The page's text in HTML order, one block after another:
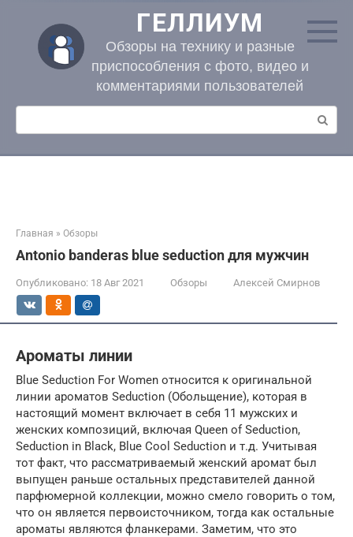
контенту
ГЕЛЛИУМ
Обзоры на технику и разные
приспособления с фото, видео и
комментариями пользователей
Поиск:
Главная » Обзоры
Antonio banderas blue seduction для мужчин
Опубликовано: 18 Авг 2021 Обзоры Алексей Смирнов
Ароматы линии
Blue Seduction For Women относится к оригинальной
линии ароматов Seduction (Обольщение), которая в
настоящий момент включает в себя 11 мужских и
женских композиций, включая Queen of Seduction,
Seduction in Black, Blue Cool Seduction и т.д. Учитывая
тот факт, что рассматриваемый женский аромат был
выпущен раньше остальных представителей данной
парфюмерной коллекции, можно смело говорить о том,
что он является первоисточником, тогда как остальные
ароматы являются фланкерами. Заметим, что это